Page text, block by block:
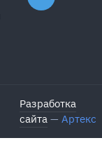
Разработка
сайта — Артекс